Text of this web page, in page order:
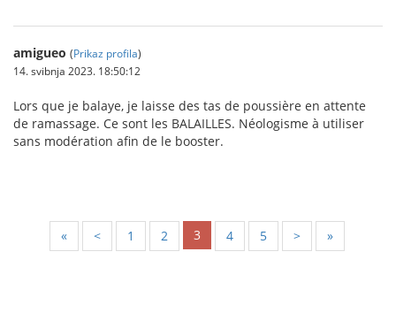
amigueo (Prikaz profila)
14. svibnja 2023. 18:50:12
Lors que je balaye, je laisse des tas de poussière en attente
de ramassage. Ce sont les BALAILLES. Néologisme à utiliser
sans modération afin de le booster.
« < 1 2 3 4 5 > »